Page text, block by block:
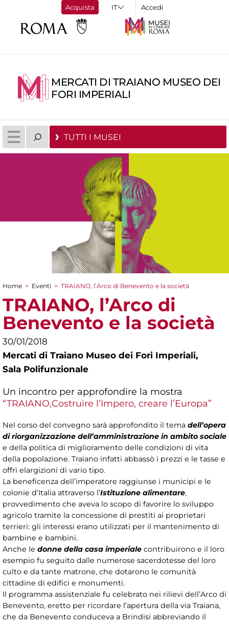
Acquista Accedi
MERCATI DI TRAIANO MUSEO DEI
FORI IMPERIALI
TUTTI I MUSEI
Tu sei qui
Home > Eventi > TRAIANO, l’Arco di Benevento e la società
TRAIANO, l’Arco di
Benevento e la società
30/01/2018
Mercati di Traiano Museo dei Fori Imperiali,
Sala Polifunzionale
Un incontro per approfondire la mostra
“TRAIANO,Costruire l’Impero, creare l’Europa”
Nel corso del convegno sarà approfondito il tema dell’opera
di riorganizzazione dell’amministrazione in ambito sociale
e della politica di miglioramento delle condizioni di vita
della popolazione. Traiano infatti abbassò i prezzi e le tasse e
offrì elargizioni di vario tipo.
La beneficenza dell’imperatore raggiunse i municipi e le
colonie d’Italia attraverso l’Istituzione alimentare,
provvedimento che aveva lo scopo di favorire lo sviluppo
agricolo tramite la concessione di prestiti ai proprietari
terrieri: gli interessi erano utilizzati per il mantenimento di
bambine e bambini.
Anche le donne della casa imperiale contribuirono e il loro
esempio fu seguito dalle numerose sacerdotesse del loro
culto e da tante matrone, che dotarono le comunità
cittadine di edifici e monumenti.
Il programma assistenziale fu celebrato nei rilievi dell’Arco di
Benevento, eretto per ricordare l’apertura della via Traiana,
che da Benevento conduceva a Brindisi abbreviando il